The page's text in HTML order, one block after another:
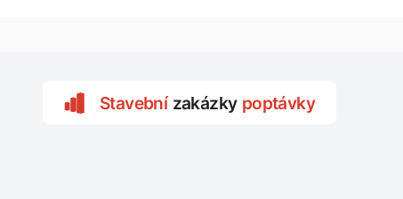
Stavební zakázky poptávky